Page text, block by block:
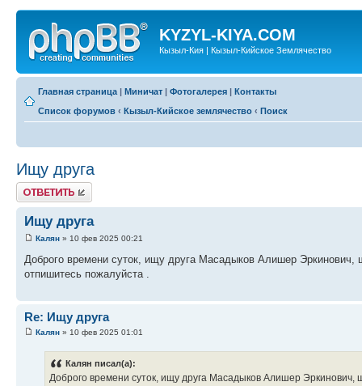
KYZYL-KIYA.COM
Кызыл-Кия | Кызыл-Кийское Землячество
Главная страница | Миничат | Фотогалерея | Контакты
Список форумов ‹ Кызыл-Кийское землячество ‹ Поиск
Ищу друга
Ответить
Ищу друга
Калян » 10 фев 2025 00:21
Доброго времени суток, ищу друга Масадыков Алишер Эркинович,
отпишитесь пожалуйста .
Re: Ищу друга
Калян » 10 фев 2025 01:01
Калян писал(а):
Доброго времени суток, ищу друга Масадыков Алишер Эркинович,